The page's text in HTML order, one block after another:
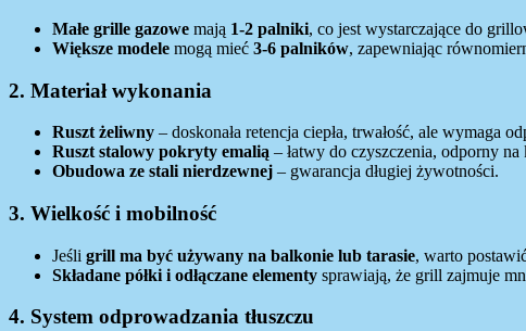
Małe grille gazowe mają 1-2 palniki, co jest wystarczające do
Większe modele mogą mieć 3-6 palników, zapewniając
2. Materiał wykonania
Ruszt żeliwny – doskonała retencja ciepła, trwałość, ale wymaga
Ruszt stalowy pokryty emalią – łatwy do czyszczenia, odporny na
Obudowa ze stali nierdzewnej – gwarancja długiej żywotności.
3. Wielkość i mobilność
Jeśli grill ma być używany na balkonie lub tarasie, warto
Składane półki i odłączane elementy sprawiają, że grill zajmuje
4. System odprowadzania tłuszczu